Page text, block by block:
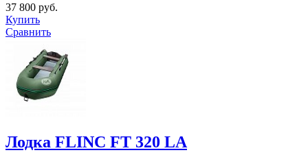
37 800 руб.
Купить
Сравнить
Лодка FLINC FТ 320 LA